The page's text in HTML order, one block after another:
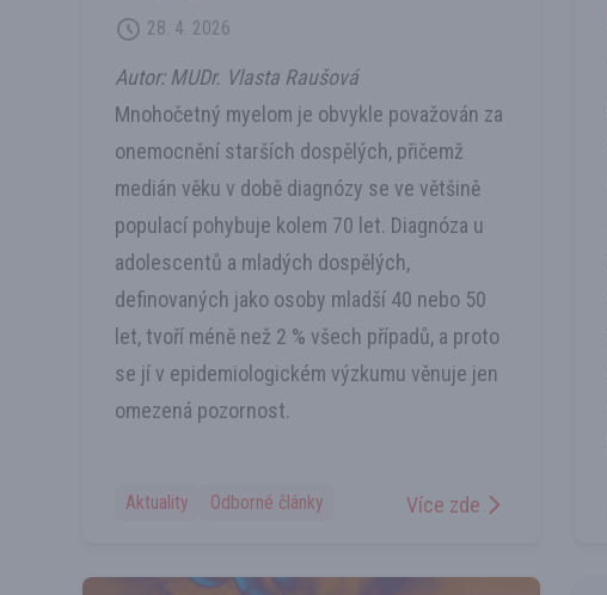
28. 4. 2026
Autor: MUDr. Vlasta Raušová
Mnohočetný myelom je obvykle považován za
onemocnění starších dospělých, přičemž
medián věku v době diagnózy se ve většině
populací pohybuje kolem 70 let. Diagnóza u
adolescentů a mladých dospělých,
definovaných jako osoby mladší 40 nebo 50
let, tvoří méně než 2 % všech případů, a proto
se jí v epidemiologickém výzkumu věnuje jen
omezená pozornost.
Aktuality Odborné články Více zde